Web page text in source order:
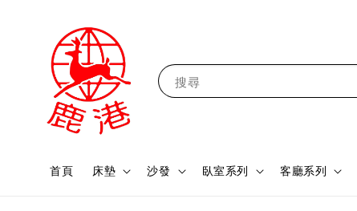
搜尋
首頁 床墊 沙發 臥室系列 客廳系列